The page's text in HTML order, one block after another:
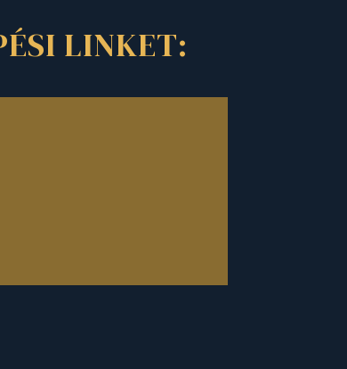
LINKET: